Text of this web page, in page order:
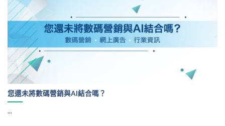
您還未將數碼營銷與AI結合嗎？
...